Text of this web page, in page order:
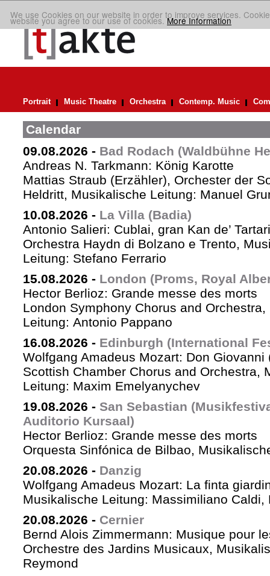
We use Cookies on our website in order to improve services.
website you agree to our use of cookies.More Information
Portrait Music Theatre Orchestra Contemp. Music
Calendar
09.08.2026 - Bad Rodach (Waldbühne
Andreas N. Tarkmann: König Karotte
Mattias Straub (Erzähler), Orchester der
Heldritt, Musikalische Leitung: Manuel
10.08.2026 - La Villa (Badia)
Antonio Salieri: Cublai, gran Kan de’
Orchestra Haydn di Bolzano e Trento,
Leitung: Stefano Ferrario
15.08.2026 - London (Proms, Royal
Hector Berlioz: Grande messe des morts
London Symphony Chorus and
Leitung: Antonio Pappano
16.08.2026 - Edinburgh (International
Wolfgang Amadeus Mozart: Don Giovanni
Scottish Chamber Chorus and Orchestra,
Leitung: Maxim Emelyanychev
19.08.2026 - San Sebastian
Auditorio Kursaal)
Hector Berlioz: Grande messe des morts
Orquesta Sinfónica de Bilbao,
20.08.2026 - Danzig
Wolfgang Amadeus Mozart: La finta
Musikalische Leitung: Massimiliano Caldi,
20.08.2026 - Cernier
Bernd Alois Zimmermann: Musique pour
Orchestre des Jardins Musicaux,
Reymond